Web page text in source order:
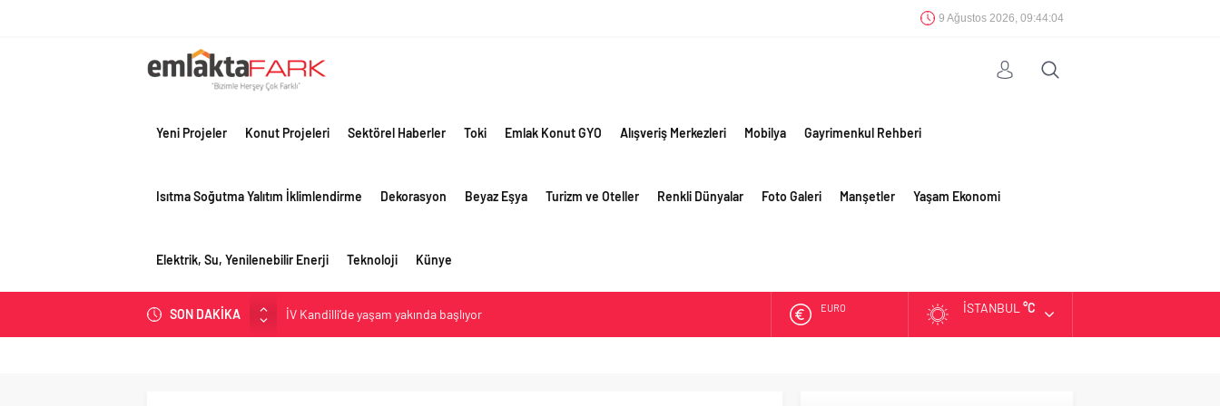
9 Ağustos 2026, 09:44:04
Yeni Projeler Konut Projeleri Sektörel Haberler Toki Emlak Konut GYO Alışveriş Merkezleri Mobilya Gayrimenkul Rehberi
Isıtma Soğutma Yalıtım İklimlendirme Dekorasyon Beyaz Eşya Turizm ve Oteller Renkli Dünyalar Foto Galeri Manşetler Yaşam Ekonomi
Elektrik, Su, Yenilenebilir Enerji Teknoloji Künye
SON DAKİKA
İV Kandilli’de yaşam yakında başlıyor
OYAK Çimento, jeopolitik risklere ve maliyet baskısına rağmen 2026’nın ikinci
çeyreğinde olumlu performansını sürdürdü
EURO İSTANBUL °C